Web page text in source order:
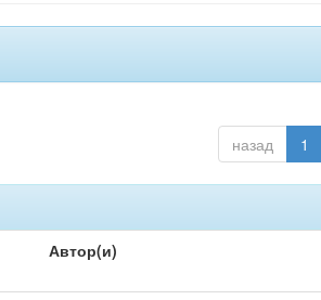
назад 1
Автор(и)